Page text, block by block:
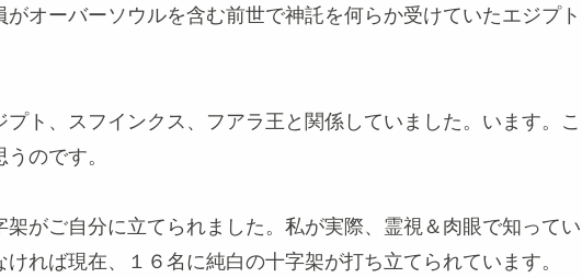
オーバーソウルを含む前世で神託を何らか受けていたエジプト
ト、スフインクス、フアラ王と関係していました。います。こ
のです。
架がご自分に立てられました。私が実際、霊視＆肉眼で知ってい
れば現在、１６名に純白の十字架が打ち立てられています。